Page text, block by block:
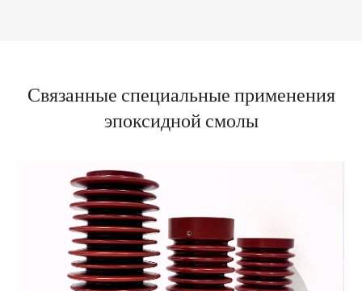
Связанные специальные применения
эпоксидной смолы